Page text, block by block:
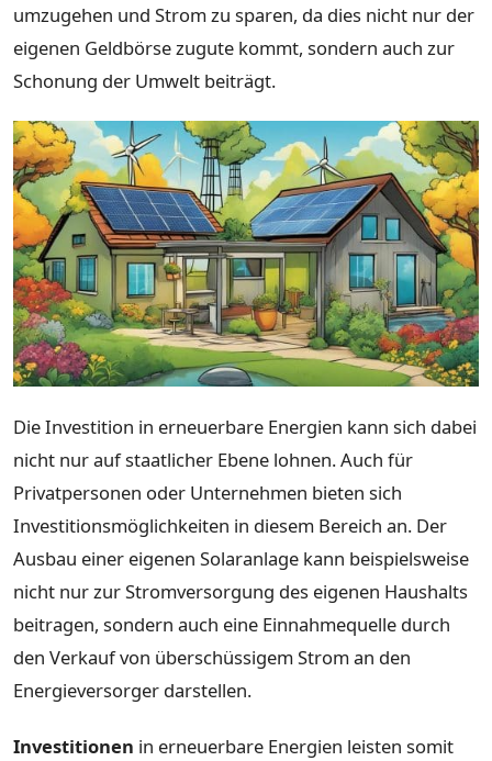
umzugehen und Strom zu sparen, da dies nicht nur der
eigenen Geldbörse zugute kommt, sondern auch zur
Schonung der Umwelt beiträgt.
Die Investition in erneuerbare Energien kann sich dabei
nicht nur auf staatlicher Ebene lohnen. Auch für
Privatpersonen oder Unternehmen bieten sich
Investitionsmöglichkeiten in diesem Bereich an. Der
Ausbau einer eigenen Solaranlage kann beispielsweise
nicht nur zur Stromversorgung des eigenen Haushalts
beitragen, sondern auch eine Einnahmequelle durch
den Verkauf von überschüssigem Strom an den
Energieversorger darstellen.
Investitionen in erneuerbare Energien leisten somit